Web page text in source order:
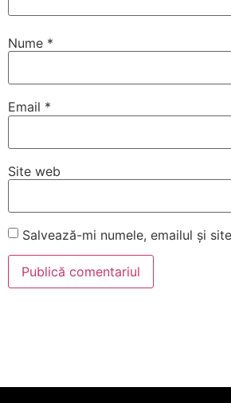
Nume *
Email *
Site web
Salvează-mi numele, emailul și